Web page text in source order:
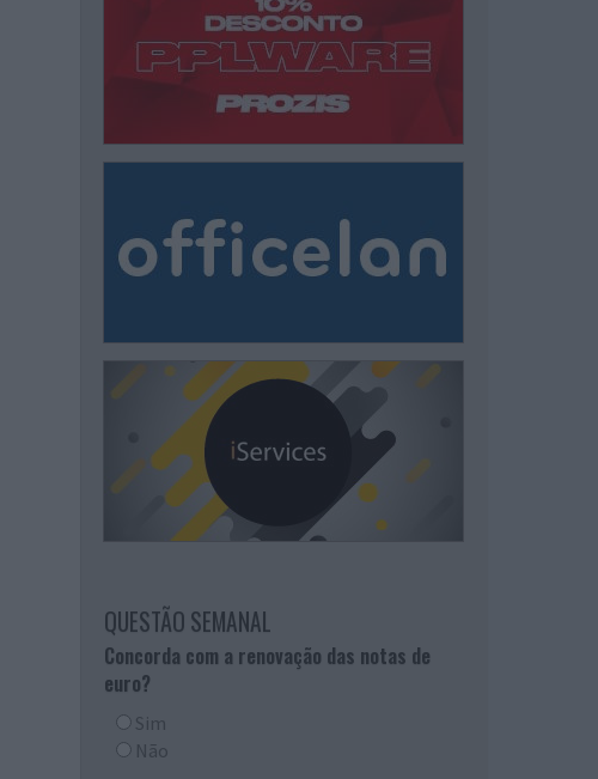
QUESTÃO SEMANAL
Concorda com a renovação das notas de
euro?
Sim
Não